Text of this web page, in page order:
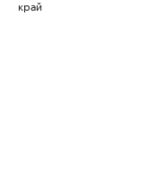
край